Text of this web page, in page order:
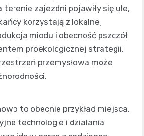
terenie zajezdni pojawiły się ule,
korzystają z lokalnej
miodu i obecność pszczół
proekologicznej strategii,
przemysłowa może
to obecnie przykład miejsca,
technologie i działania